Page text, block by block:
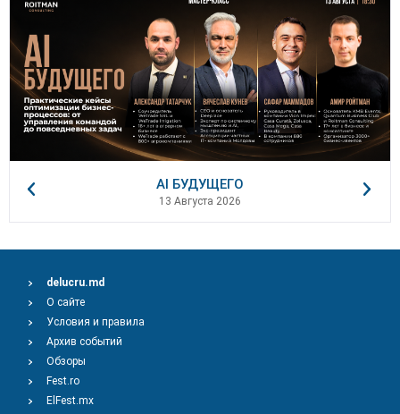
AI БУДУЩЕГО
13 Августа 2026
delucru.md
О сайте
Условия и правила
Архив событий
Обзоры
Fest.ro
ElFest.mx